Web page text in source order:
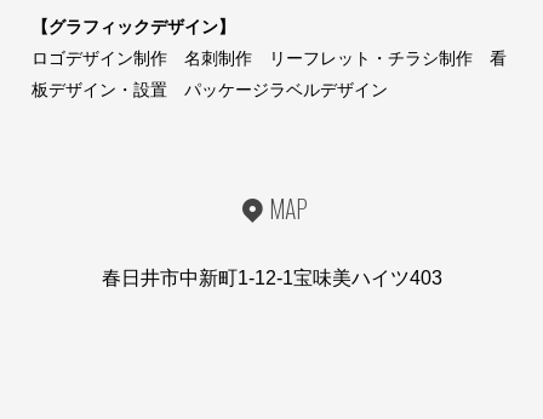
【グラフィックデザイン】
ロゴデザイン制作 名刺制作 リーフレット・チラシ制作 看
板デザイン・設置 パッケージラベルデザイン
MAP
春日井市中新町1-12-1宝味美ハイツ403